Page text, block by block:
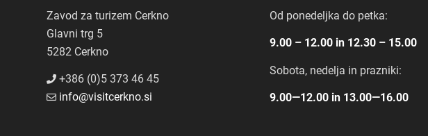
Zavod za turizem Cerkno
Glavni trg 5
5282 Cerkno
+386 (0)5 373 46 45
info@visitcerkno.si
Od ponedeljka do petka:
9.00 – 12.00 in 12.30 – 15.00
Sobota, nedelja in prazniki:
9.00―12.00 in 13.00―16.00